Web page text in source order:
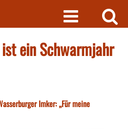
ein Schwarmjahr
Imker: „Für meine